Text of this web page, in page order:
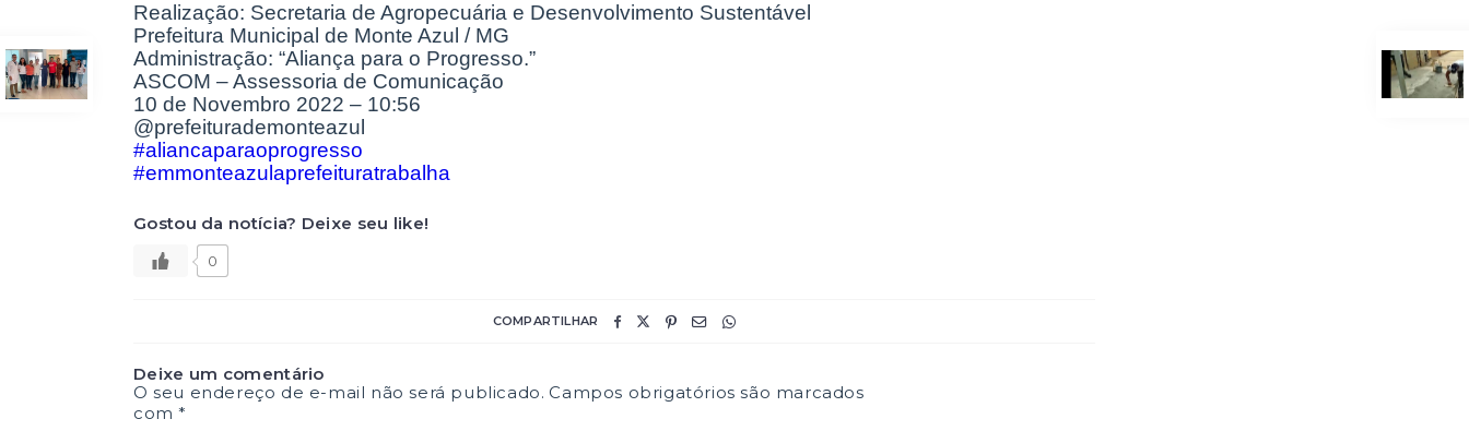
Realização: Secretaria de Agropecuária e Desenvolvimento Sustentável
Prefeitura Municipal de Monte Azul / MG
Administração: “Aliança para o Progresso.”
ASCOM – Assessoria de Comunicação
10 de Novembro 2022 – 10:56
@prefeiturademonteazul
#aliancaparaoprogresso
#emmonteazulaprefeituratrabalha
Gostou da notícia? Deixe seu like!
0
COMPARTILHAR
Deixe um comentário
O seu endereço de e-mail não será publicado. Campos obrigatórios são marcados
com*